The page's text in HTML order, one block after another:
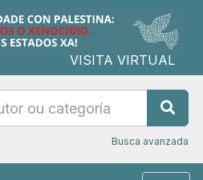
VISITA VIRTUAL
Busca avanzada